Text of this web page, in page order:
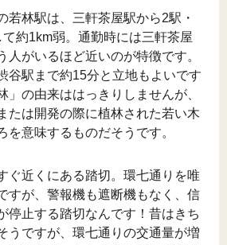
若林駅は、三軒茶屋駅から2駅・
約1km弱。通勤時には三軒茶屋
人がいるほど近いのが特徴です。
谷駅まで約15分と立地もよいです
」の由来ははっきりしませんが、
たは開発の際に植林された若い木
を意味するものだそうです。
ぐ近くにある踏切。環七通りを唯
すが、警報機も遮断機もなく、信
停止する踏切なんです！昔はきち
うですが、環七通りの交通量が増